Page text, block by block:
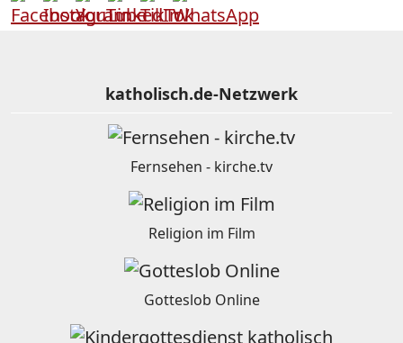
katholisch.de-Netzwerk
Fernsehen - kirche.tv
Religion im Film
Gotteslob Online